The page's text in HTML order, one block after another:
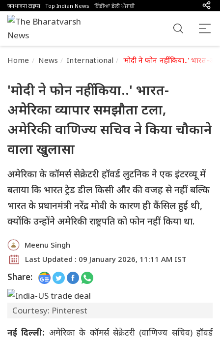
जनभावना टाइम्स Top Indian News ਇੰਡੀਆ ਡੇਲੀ ਪੰਜਾਬੀ
Home News International 'मोदी ने फोन नहीं किया..' भारत-
'मोदी ने फोन नहीं किया..' भारत-
अमेरिका व्यापार समझौता टला,
अमेरिकी वाणिज्य सचिव ने किया चौकाने
वाला खुलासा
अमेरिका के कॉमर्स सेक्रेटरी हॉवर्ड लुटनिक ने एक इंटरव्यू में
बताया कि भारत ट्रेड डील किसी और की वजह से नहीं बल्कि
भारत के प्रधानमंत्री नरेंद्र मोदी के कारण ही कैंसिल हुई थी,
क्योंकि उन्होंने अमेरिकी राष्ट्रपति को फोन नहीं किया था.
Meenu Singh
Last Updated : 09 January 2026, 11:11 AM IST
Share:
Courtesy: Pinterest
नई दिल्ली: अमेरिका के कॉमर्स सेक्रेटरी (वाणिज्य सचिव) हॉवर्ड